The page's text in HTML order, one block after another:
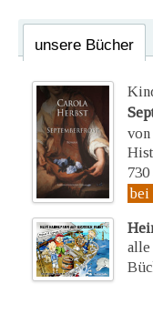
unsere Bücher
bei
alle